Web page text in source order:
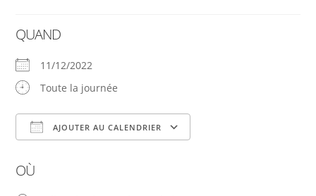
QUAND
11/12/2022
Toute la journée
AJOUTER AU CALENDRIER
OÙ